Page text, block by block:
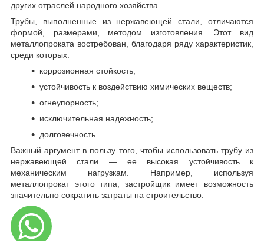
других отраслей народного хозяйства.
Трубы, выполненные из нержавеющей стали, отличаются
формой, размерами, методом изготовления. Этот вид
металлопроката востребован, благодаря ряду характеристик,
среди которых:
коррозионная стойкость;
устойчивость к воздействию химических веществ;
огнеупорность;
исключительная надежность;
долговечность.
Важный аргумент в пользу того, чтобы использовать трубу из
нержавеющей стали — ее высокая устойчивость к
механическим нагрузкам. Например, используя
металлопрокат этого типа, застройщик имеет возможность
значительно сократить затраты на строительство.